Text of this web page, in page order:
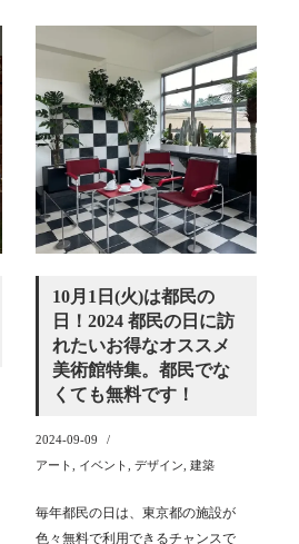
10月1日(火)は都民の
日！2024 都民の日に訪
れたいお得なオススメ
美術館特集。都民でな
くても無料です！
2024-09-09
アート
イベント ,デザイン ,建築
毎年都民の日は、東京都の施設が
色々無料で利用できるチャンスで